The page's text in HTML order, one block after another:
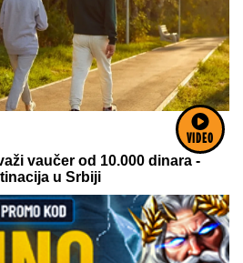
VIDEO
NIS NAM JE NAJVAŽNIJI
se skoroj finalizaciji